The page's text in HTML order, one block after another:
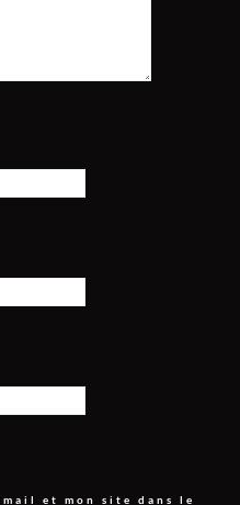
et mon site dans le